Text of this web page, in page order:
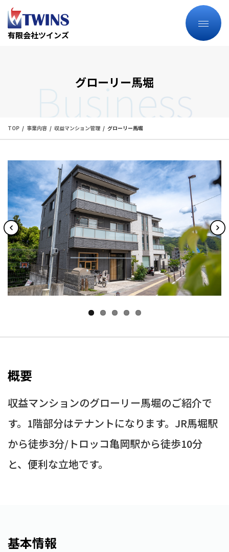
有限会社ツインズ
グローリー馬堀
Business
TOP 事業内容 収益マンション管理 グローリー馬堀
概要
収益マンションのグローリー馬堀のご紹介で
す。1階部分はテナントになります。JR馬堀駅
から徒歩3分/トロッコ亀岡駅から徒歩10分
と、便利な立地です。
基本情報